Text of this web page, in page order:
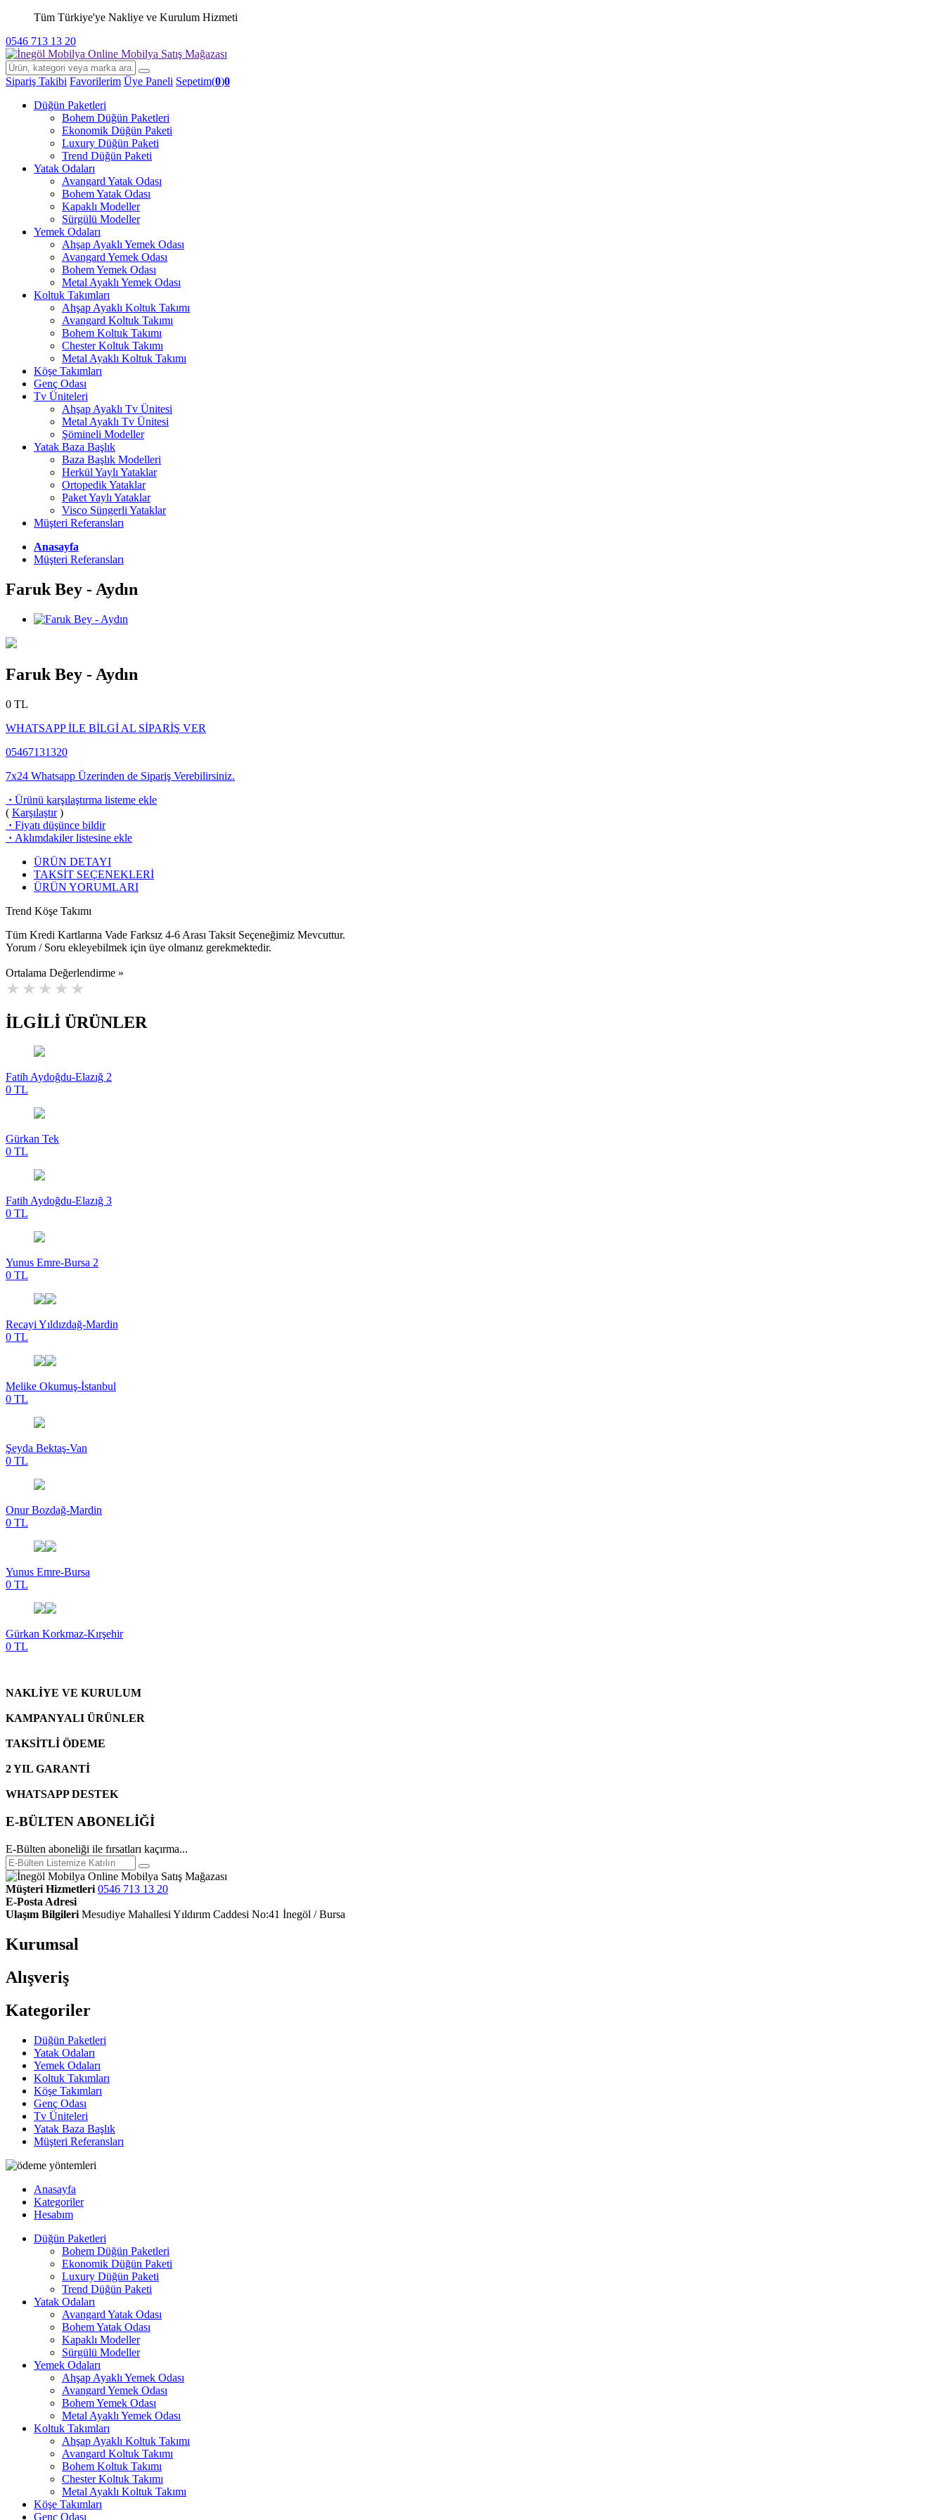
Tüm Türkiye'ye Nakliye ve Kurulum Hizmeti
0546 713 13 20
Sipariş Takibi Favorilerim Üye Paneli Sepetim(0)0
Düğün Paketleri
Bohem Düğün Paketleri
Ekonomik Düğün Paketi
Luxury Düğün Paketi
Trend Düğün Paketi
Yatak Odaları
Avangard Yatak Odası
Bohem Yatak Odası
Kapaklı Modeller
Sürgülü Modeller
Yemek Odaları
Ahşap Ayaklı Yemek Odası
Avangard Yemek Odası
Bohem Yemek Odası
Metal Ayaklı Yemek Odası
Koltuk Takımları
Ahşap Ayaklı Koltuk Takımı
Avangard Koltuk Takımı
Bohem Koltuk Takımı
Chester Koltuk Takımı
Metal Ayaklı Koltuk Takımı
Köşe Takımları
Genç Odası
Tv Üniteleri
Ahşap Ayaklı Tv Ünitesi
Metal Ayaklı Tv Ünitesi
Şömineli Modeller
Yatak Baza Başlık
Baza Başlık Modelleri
Herkül Yaylı Yataklar
Ortopedik Yataklar
Paket Yaylı Yataklar
Visco Süngerli Yataklar
Müşteri Referansları
Anasayfa
Müşteri Referansları
Faruk Bey - Aydın
Faruk Bey - Aydın
0 TL
WHATSAPP İLE BİLGİ AL SİPARİŞ VER
05467131320
7x24 Whatsapp Üzerinden de Sipariş Verebilirsiniz.
· Ürünü karşılaştırma listeme ekle
( Karşılaştır)
· Fiyatı düşünce bildir
· Aklımdakiler listesine ekle
ÜRÜN DETAYI
TAKSİT SEÇENEKLERİ
ÜRÜN YORUMLARI
Trend Köşe Takımı
Tüm Kredi Kartlarına Vade Farksız 4-6 Arası Taksit Seçeneğimiz Mevcuttur.
Yorum / Soru ekleyebilmek için üye olmanız gerekmektedir.
Ortalama Değerlendirme »
İLGİLİ ÜRÜNLER
Fatih Aydoğdu-Elazığ 2
0 TL
Gürkan Tek
0 TL
Fatih Aydoğdu-Elazığ 3
0 TL
Yunus Emre-Bursa 2
0 TL
Recayi Yıldızdağ-Mardin
0 TL
Melike Okumuş-İstanbul
0 TL
Şeyda Bektaş-Van
0 TL
Onur Bozdağ-Mardin
0 TL
Yunus Emre-Bursa
0 TL
Gürkan Korkmaz-Kırşehir
0 TL
NAKLİYE VE KURULUM
KAMPANYALI ÜRÜNLER
TAKSİTLİ ÖDEME
2 YIL GARANTİ
WHATSAPP DESTEK
E-BÜLTEN ABONELİĞİ
E-Bülten aboneliği ile fırsatları kaçırma...
Müşteri Hizmetleri 0546 713 13 20
E-Posta Adresi
Ulaşım Bilgileri Mesudiye Mahallesi Yıldırım Caddesi No:41 İnegöl / Bursa
Kurumsal
Alışveriş
Kategoriler
Düğün Paketleri
Yatak Odaları
Yemek Odaları
Koltuk Takımları
Köşe Takımları
Genç Odası
Tv Üniteleri
Yatak Baza Başlık
Müşteri Referansları
Anasayfa
Kategoriler
Hesabım
Düğün Paketleri
Bohem Düğün Paketleri
Ekonomik Düğün Paketi
Luxury Düğün Paketi
Trend Düğün Paketi
Yatak Odaları
Avangard Yatak Odası
Bohem Yatak Odası
Kapaklı Modeller
Sürgülü Modeller
Yemek Odaları
Ahşap Ayaklı Yemek Odası
Avangard Yemek Odası
Bohem Yemek Odası
Metal Ayaklı Yemek Odası
Koltuk Takımları
Ahşap Ayaklı Koltuk Takımı
Avangard Koltuk Takımı
Bohem Koltuk Takımı
Chester Koltuk Takımı
Metal Ayaklı Koltuk Takımı
Köşe Takımları
Genç Odası